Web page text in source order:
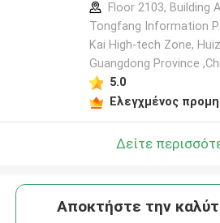
Floor 2103, Building
Tongfang Information
Kai High-tech Zone,
Guangdong Province
5.0
Ελεγχμένος
Δείτε
Αποκτήστε την